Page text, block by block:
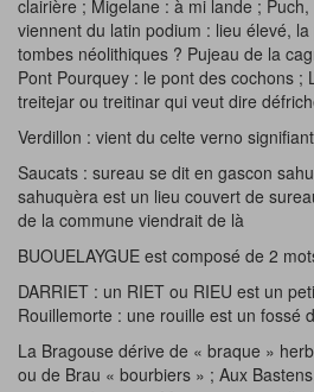
clairière ; Migelane : à mi lande ;
viennent du latin podium : lieu élevé,
tombes néolithiques ? Pujeau de la
Pont Pourquey : le pont des cochons ;
treitejar ou treitinar qui veut dire
Verdillon : vient du celte verno
Saucats : sureau se dit en gascon
sahuquèra est un lieu couvert de
de la commune viendrait de là
BUOUELAYGUE est composé de 2
DARRIET : un RIET ou RIEU est un
Rouillemorte : une rouille est un fossé
La Bragouse dérive de « braque »
ou de Brau « bourbiers » ; Aux